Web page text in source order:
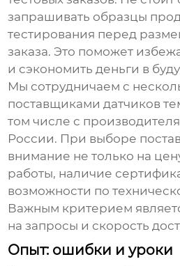
запрашивать образцы
тестирования перед
заказа. Это поможет
и сэкономить деньги в
Мы сотрудничаем с
поставщикамидатчиков
том числе с
России. При выборе
внимание не только на
работы, наличие
возможности по
Важным критерием
на запросы и скорость
Опыт: ошибки и уроки